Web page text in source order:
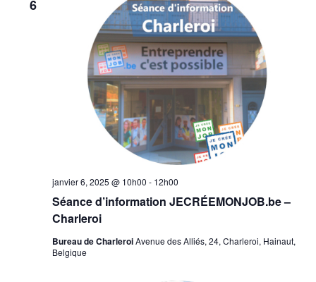
6
Séance d’information JECRÉEMONJOB.be –
Charleroi
janvier 6, 2025 @ 10h00 - 12h00
Bureau de CharleroiAvenue des Alliés, 24, Charleroi, Hainaut,
Belgique